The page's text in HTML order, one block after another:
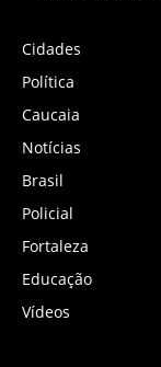
Cidades
Política
Caucaia
Notícias
Brasil
Policial
Fortaleza
Educação
Vídeos